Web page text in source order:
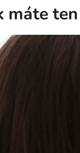
máte